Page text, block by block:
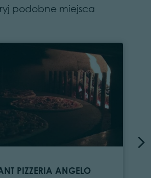
podobne miejsca
PIZZERIA ANGELO